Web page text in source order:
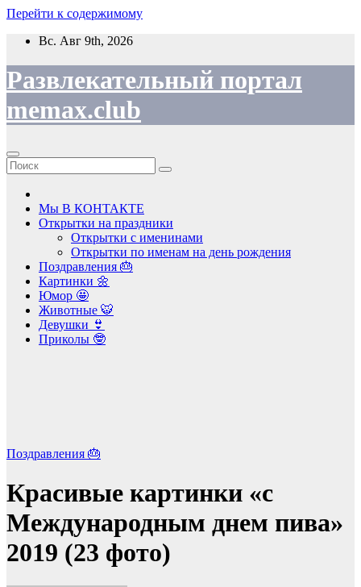
Перейти к содержимому
Вс. Авг 9th, 2026
Развлекательный портал
memax.club
Мы В КОНТАКТЕ
Открытки на праздники
Открытки с именинами
Открытки по именам на день рождения
Поздравления 🎂
Картинки 🌼
Юмор 🤩
Животные 🐯
Девушки 👙
Приколы 🤓
Поздравления 🎂
Красивые картинки «с
Международным днем пива»
2019 (23 фото)